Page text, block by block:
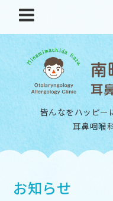
皆んなをハッピー
耳鼻咽喉
お知らせ